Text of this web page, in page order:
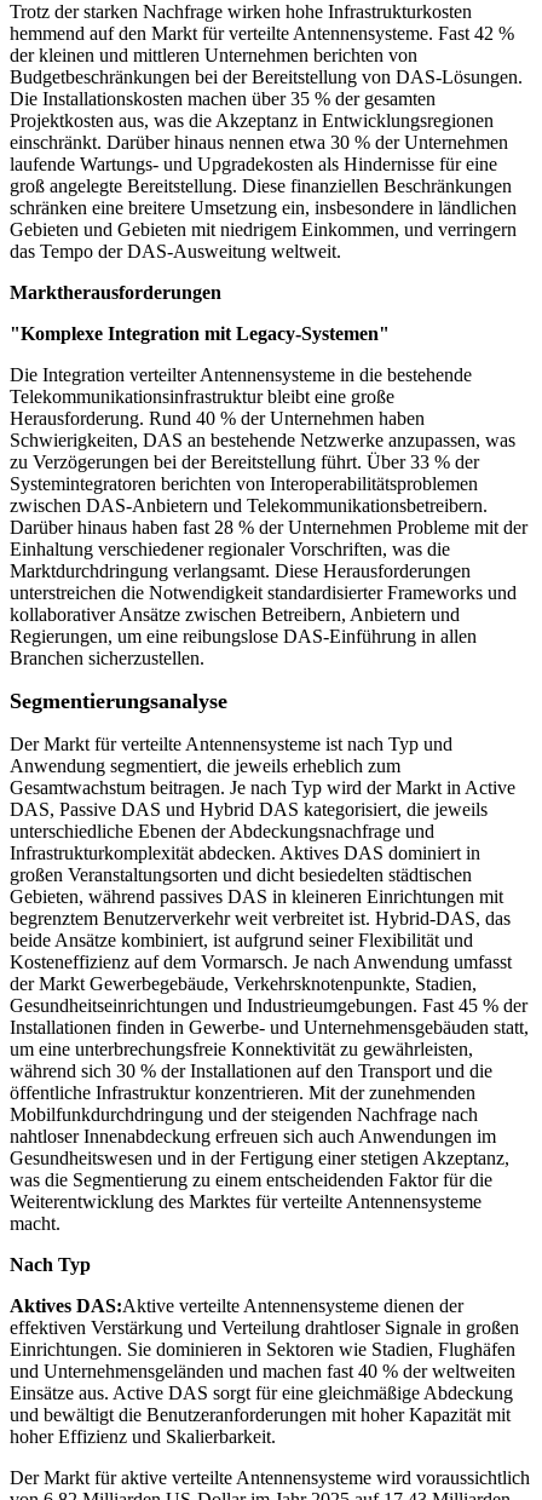
Trotz der starken Nachfrage wirken hohe Infrastrukturkosten
hemmend auf den Markt für verteilte Antennensysteme. Fast 42 %
der kleinen und mittleren Unternehmen berichten von
Budgetbeschränkungen bei der Bereitstellung von DAS-Lösungen.
Die Installationskosten machen über 35 % der gesamten
Projektkosten aus, was die Akzeptanz in Entwicklungsregionen
einschränkt. Darüber hinaus nennen etwa 30 % der Unternehmen
laufende Wartungs- und Upgradekosten als Hindernisse für eine
groß angelegte Bereitstellung. Diese finanziellen Beschränkungen
schränken eine breitere Umsetzung ein, insbesondere in ländlichen
Gebieten und Gebieten mit niedrigem Einkommen, und verringern
das Tempo der DAS-Ausweitung weltweit.
Marktherausforderungen
"Komplexe Integration mit Legacy-Systemen"
Die Integration verteilter Antennensysteme in die bestehende
Telekommunikationsinfrastruktur bleibt eine große
Herausforderung. Rund 40 % der Unternehmen haben
Schwierigkeiten, DAS an bestehende Netzwerke anzupassen, was
zu Verzögerungen bei der Bereitstellung führt. Über 33 % der
Systemintegratoren berichten von Interoperabilitätsproblemen
zwischen DAS-Anbietern und Telekommunikationsbetreibern.
Darüber hinaus haben fast 28 % der Unternehmen Probleme mit der
Einhaltung verschiedener regionaler Vorschriften, was die
Marktdurchdringung verlangsamt. Diese Herausforderungen
unterstreichen die Notwendigkeit standardisierter Frameworks und
kollaborativer Ansätze zwischen Betreibern, Anbietern und
Regierungen, um eine reibungslose DAS-Einführung in allen
Branchen sicherzustellen.
Segmentierungsanalyse
Der Markt für verteilte Antennensysteme ist nach Typ und
Anwendung segmentiert, die jeweils erheblich zum
Gesamtwachstum beitragen. Je nach Typ wird der Markt in Active
DAS, Passive DAS und Hybrid DAS kategorisiert, die jeweils
unterschiedliche Ebenen der Abdeckungsnachfrage und
Infrastrukturkomplexität abdecken. Aktives DAS dominiert in
großen Veranstaltungsorten und dicht besiedelten städtischen
Gebieten, während passives DAS in kleineren Einrichtungen mit
begrenztem Benutzerverkehr weit verbreitet ist. Hybrid-DAS, das
beide Ansätze kombiniert, ist aufgrund seiner Flexibilität und
Kosteneffizienz auf dem Vormarsch. Je nach Anwendung umfasst
der Markt Gewerbegebäude, Verkehrsknotenpunkte, Stadien,
Gesundheitseinrichtungen und Industrieumgebungen. Fast 45 % der
Installationen finden in Gewerbe- und Unternehmensgebäuden statt,
um eine unterbrechungsfreie Konnektivität zu gewährleisten,
während sich 30 % der Installationen auf den Transport und die
öffentliche Infrastruktur konzentrieren. Mit der zunehmenden
Mobilfunkdurchdringung und der steigenden Nachfrage nach
nahtloser Innenabdeckung erfreuen sich auch Anwendungen im
Gesundheitswesen und in der Fertigung einer stetigen Akzeptanz,
was die Segmentierung zu einem entscheidenden Faktor für die
Weiterentwicklung des Marktes für verteilte Antennensysteme
macht.
Nach Typ
Aktives DAS:Aktive verteilte Antennensysteme dienen der
effektiven Verstärkung und Verteilung drahtloser Signale in großen
Einrichtungen. Sie dominieren in Sektoren wie Stadien, Flughäfen
und Unternehmensgeländen und machen fast 40 % der weltweiten
Einsätze aus. Active DAS sorgt für eine gleichmäßige Abdeckung
und bewältigt die Benutzeranforderungen mit hoher Kapazität mit
hoher Effizienz und Skalierbarkeit.
Der Markt für aktive verteilte Antennensysteme wird voraussichtlich